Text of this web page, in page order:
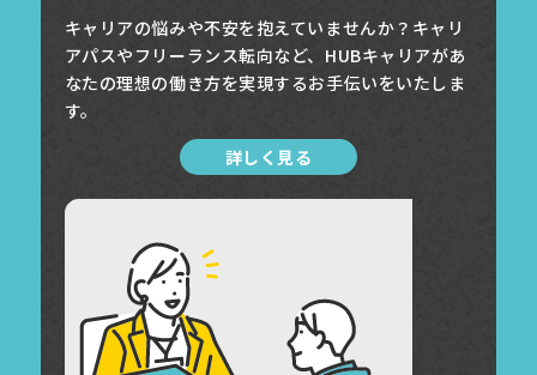
キャリアの悩みや不安を抱えていませんか？キャリ
アパスやフリーランス転向など、HUBキャリアがあ
なたの理想の働き方を実現するお手伝いをいたしま
す。
詳しく見る